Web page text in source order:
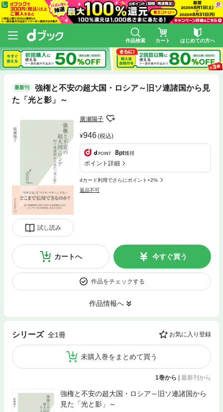
作品検索 カート はじめての方へ
最新刊
強権と不安の超大国・ロシア～旧ソ連諸国から見
た「光と影」～
試し読み
廣瀬陽子
946(税込)
8pt獲得
ポイント詳細
dカード利用でさらにポイント+2%
返品不可
カートへ 今すぐ買う
作品をチェックする
作品情報へ
シリーズ 全1冊 お気に入り登録
未購入巻をまとめて買う
1巻から 最新刊から
強権と不安の超大国・ロシア～旧ソ連諸国から
見た「光と影」～